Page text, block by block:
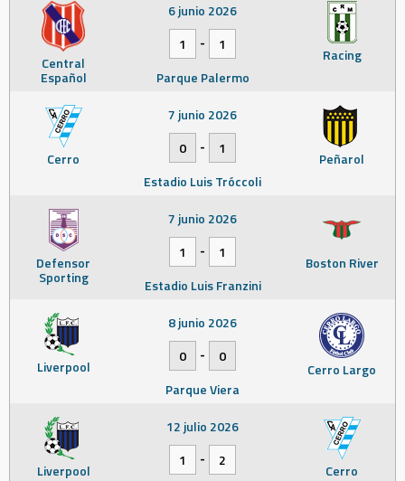
Central
Español
Racing
6 junio 2026
1
-
1
Parque Palermo
Cerro Peñarol
7 junio 2026
0
-
1
Estadio Luis Tróccoli
Defensor
Sporting
Boston River
7 junio 2026
1
-
1
Estadio Luis Franzini
Liverpool Cerro Largo
8 junio 2026
0
-
0
Parque Viera
Liverpool Cerro
12 julio 2026
1
-
2